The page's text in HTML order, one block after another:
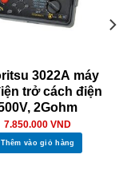
3022A máy
trở cách điện
2Gohm
7.850.000 VND
Thêm vào giỏ hàng